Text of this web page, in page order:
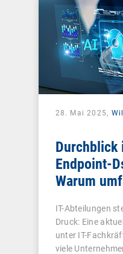
28. Mai 2025,
Durchblick
Endpoint-
Warum
ist denn je
IT-Abteilungen
Druck: Eine
unter IT-
viele